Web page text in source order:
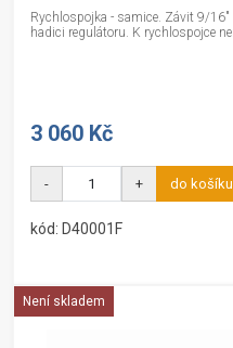
Rychlospojka - samice. Závit 9/
hadici regulátoru. K rychlospojce
3 060 Kč
- + do košíku
kód: D40001F
Není skladem